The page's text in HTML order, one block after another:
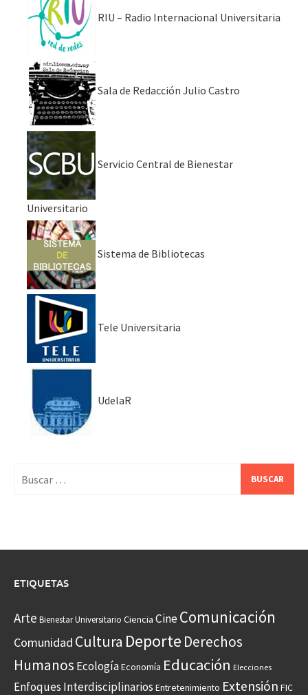
RIU – Radio Internacional Universitaria
Sala de Redacción Julio Castro
Servicio Central de Bienestar
Universitario
Sistema de Bibliotecas
Tele Universitaria
UdelaR
ETIQUETAS
Arte Bienestar Universitario Ciencia CineComunicación
Comunidad Cultura Deporte Derechos
Humanos EcologíaEconomía Educación Elecciones
Enfoques Interdisciplinarios Entretenimiento Extensión FIC